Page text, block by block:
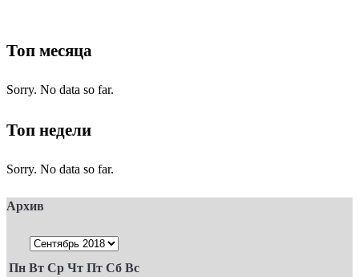
Топ месяца
Sorry. No data so far.
Топ недели
Sorry. No data so far.
Архив
Пн Вт Ср Чт Пт Сб Вс